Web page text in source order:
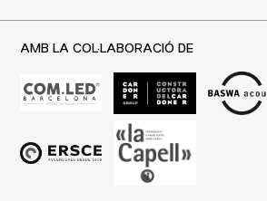
AMB LA COL·LABORACIÓ DE